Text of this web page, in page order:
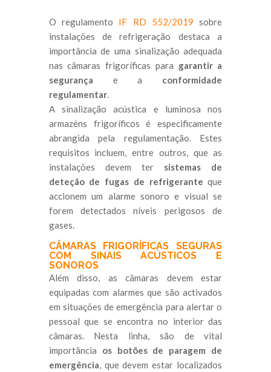
O regulamento IF RD 552/2019 sobre
instalações de refrigeração destaca a
importância de uma sinalização adequada
nas câmaras frigoríficas para garantir a
segurança e a conformidade
regulamentar.
A sinalização acústica e luminosa nos
armazéns frigoríficos é especificamente
abrangida pela regulamentação. Estes
requisitos incluem, entre outros, que as
instalações devem ter sistemas de
deteção de fugas de refrigerante que
accionem um alarme sonoro e visual se
forem detectados níveis perigosos de
gases.
CÂMARAS FRIGORÍFICAS SEGURAS
COM SINAIS ACÚSTICOS E
SONOROS
Além disso, as câmaras devem estar
equipadas com alarmes que são activados
em situações de emergência para alertar o
pessoal que se encontra no interior das
câmaras. Nesta linha, são de vital
importância os botões de paragem de
emergência, que devem estar localizados